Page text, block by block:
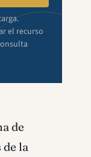
el recurso
de
de la